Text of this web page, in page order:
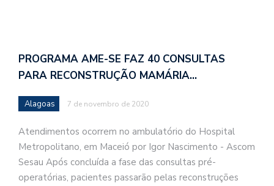
PROGRAMA AME-SE FAZ 40 CONSULTAS
PARA RECONSTRUÇÃO MAMÁRIA…
Alagoas 7 de novembro de 2020
Atendimentos ocorrem no ambulatório do Hospital
Metropolitano, em Maceió por Igor Nascimento - Ascom
Sesau Após concluída a fase das consultas pré-
operatórias, pacientes passarão pelas reconstruções